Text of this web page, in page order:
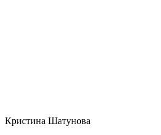
Кристина Шатунова